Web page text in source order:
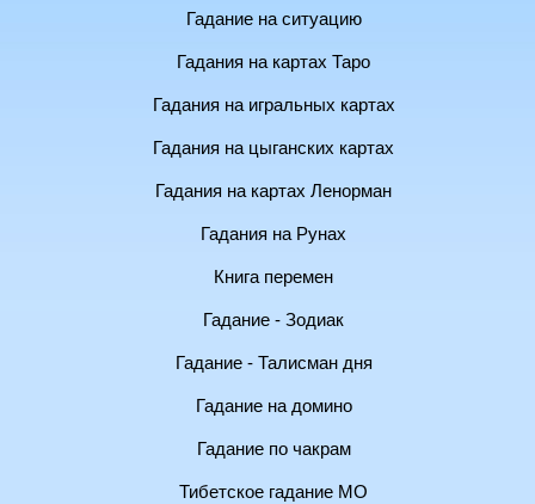
Гадание на ситуацию
Гадания на картах Таро
Гадания на игральных картах
Гадания на цыганских картах
Гадания на картах Ленорман
Гадания на Рунах
Книга перемен
Гадание - Зодиак
Гадание - Талисман дня
Гадание на домино
Гадание по чакрам
Тибетское гадание МО